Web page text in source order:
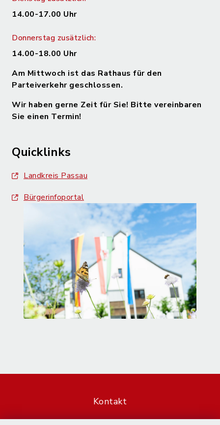
14.00-17.00 Uhr
Donnerstag zusätzlich:
14.00-18.00 Uhr
Am Mittwoch ist das Rathaus für den
Parteiverkehr geschlossen.
Wir haben gerne Zeit für Sie! Bitte vereinbaren
Sie einen Termin!
Quicklinks
Landkreis Passau
Bürgerinfoportal
Kontakt